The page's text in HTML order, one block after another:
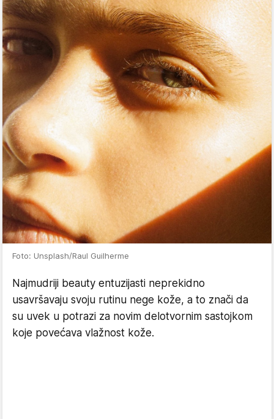
Foto: Unsplash/Raul Guilherme
Najmudriji beauty entuzijasti neprekidno
usavršavaju svoju rutinu nege kože, a to znači da
su uvek u potrazi za novim delotvornim sastojkom
koje povećava vlažnost kože.